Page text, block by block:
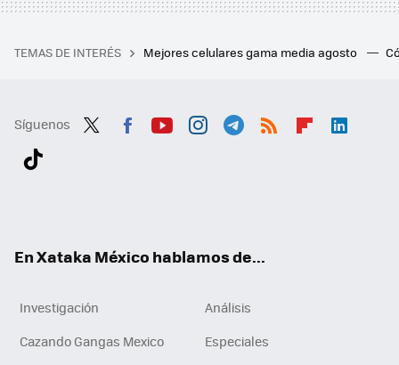
TEMAS DE INTERÉS Mejores celulares gama media agosto
Síguenos
En Xataka México hablamos de...
Investigación
Análisis
Cazando Gangas Mexico
Especiales